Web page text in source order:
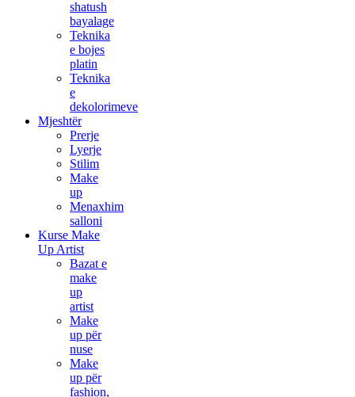
shatush
bayalage
Teknika
e bojes
platin
Teknika
e
dekolorimeve
Mjeshtër
Prerje
Lyerje
Stilim
Make
up
Menaxhim
salloni
Kurse Make
Up Artist
Bazat e
make
up
artist
Make
up për
nuse
Make
up për
fashion,